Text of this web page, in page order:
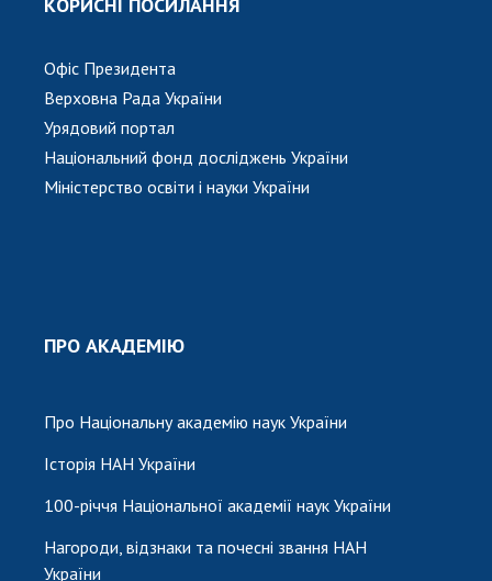
Офіс Президента
Верховна Рада України
Урядовий портал
Національний фонд досліджень України
Міністерство освіти і науки України
ПРО АКАДЕМІЮ
Про Національну академію наук України
Історія НАН України
100-річчя Національної академії наук України
Нагороди, відзнаки та почесні звання НАН
України